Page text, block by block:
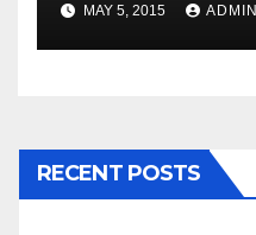
MAY 5, 2015 ADMIN
RECENT POSTS